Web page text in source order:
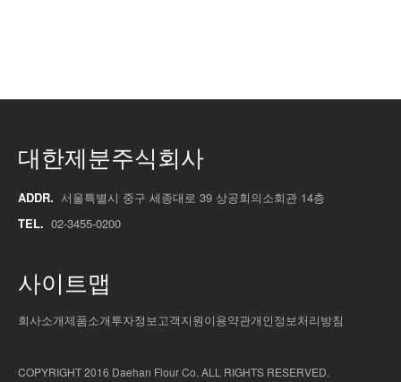
대한제분주식회사
ADDR. 서울특별시 중구 세종대로 39 상공회의소회관 14층
TEL. 02-3455-0200
사이트맵
회사소개제품소개투자정보고객지원이용약관개인정보처리방침
COPYRIGHT 2016 Daehan Flour Co. ALL RIGHTS RESERVED.